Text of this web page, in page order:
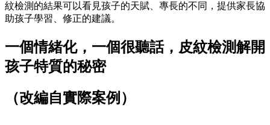
紋檢測的結果可以看見孩子的天賦、專長的不同，提供家長協
助孩子學習、修正的建議。
一個情緒化，一個很聽話，皮紋檢測解開
孩子特質的秘密
（改編自實際案例）